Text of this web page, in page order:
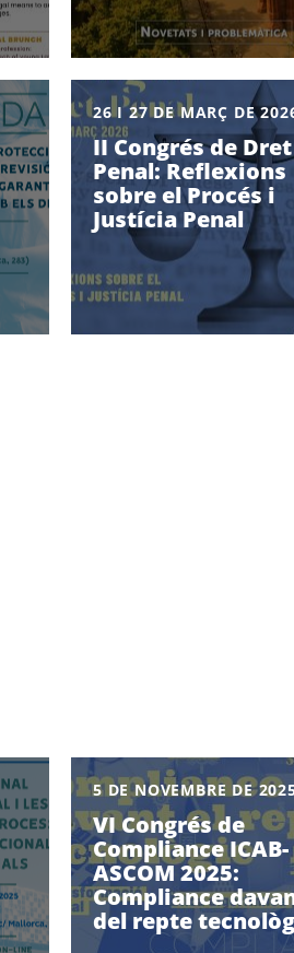
26 I 27 DE MARÇ DE
II Congrés de Dret
Penal: Reflexions
sobre el Procés i
Justícia Penal
5 DE NOVEMBRE DE
VI Congrés de
Compliance ICAB-
ASCOM 2025:
Compliance
del repte